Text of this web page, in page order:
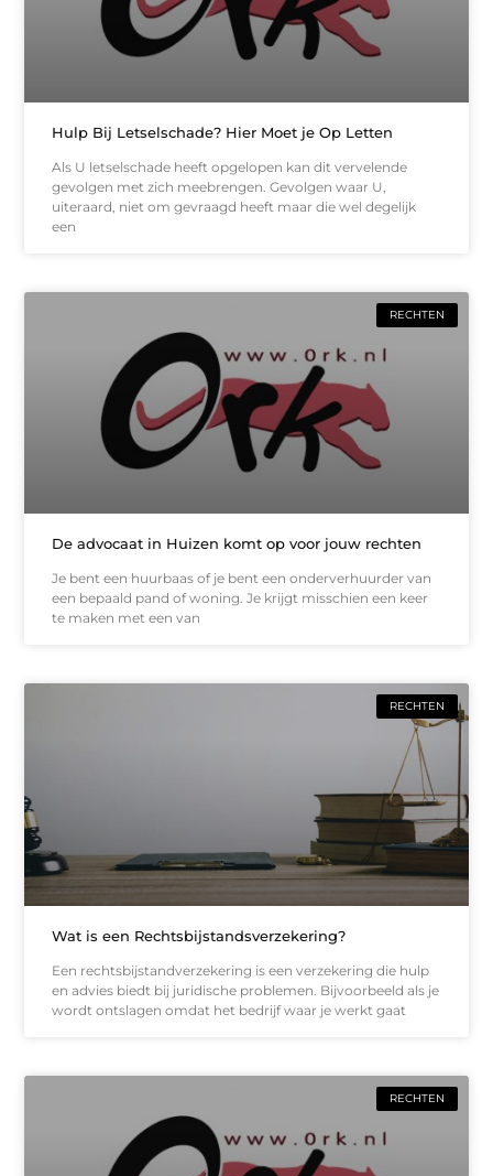
Hulp Bij Letselschade? Hier Moet je Op Letten
Als U letselschade heeft opgelopen kan dit vervelende
gevolgen met zich meebrengen. Gevolgen waar U,
uiteraard, niet om gevraagd heeft maar die wel degelijk
een
RECHTEN
De advocaat in Huizen komt op voor jouw rechten
Je bent een huurbaas of je bent een onderverhuurder van
een bepaald pand of woning. Je krijgt misschien een keer
te maken met een van
RECHTEN
Wat is een Rechtsbijstandsverzekering?
Een rechtsbijstandverzekering is een verzekering die hulp
en advies biedt bij juridische problemen. Bijvoorbeeld als je
wordt ontslagen omdat het bedrijf waar je werkt gaat
RECHTEN